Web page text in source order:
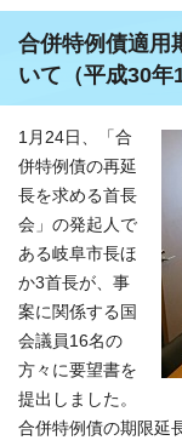
合併特例債適用
いて（平成30年
1月24日、「合
併特例債の再延
長を求める首長
会」の発起人で
ある岐阜市長ほ
か3首長が、事
案に関係する国
会議員16名の
方々に要望書を
提出しました。
合併特例債の期限延